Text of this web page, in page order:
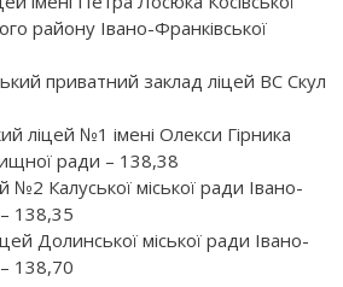
району Івано-Франківської
приватний заклад ліцей ВС Скул
ліцей №1 імені Олекси Гірника
ради – 138,38
№2 Калуської міської ради Івано-
– 138,35
Долинської міської ради Івано-
– 138,70